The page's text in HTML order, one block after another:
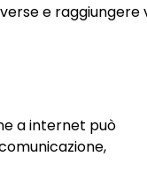
e raggiungere
a internet può